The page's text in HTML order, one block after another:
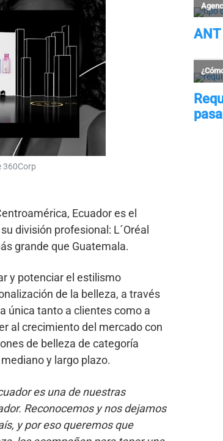
360Corp
Ecuador es el
división profesional: L´Oréal
grande que Guatemala.
y potenciar el estilismo
de la belleza, a través
única tanto a clientes como a
al crecimiento del mercado con
de belleza de categoría
y largo plazo.
es una de nuestras
Reconocemos y nos dejamos
y por eso queremos que